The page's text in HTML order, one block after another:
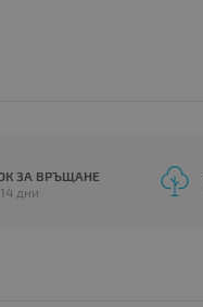
ЗА ВРЪЩАНЕ
дни